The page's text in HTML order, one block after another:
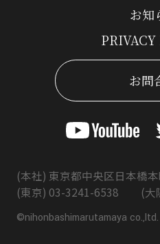
お知
お問
(本社) 東京都中央区日本橋
(東京) 03-3241-6538 (大
©nihonbashimarutamaya